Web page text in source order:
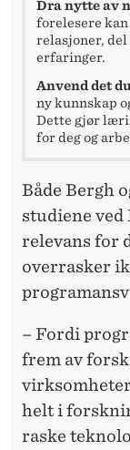
Dra nytte av
forelesere
relasjoner,
erfaringer.
Anvend det
ny kunnskap
Dette gjør
for deg og
Både Bergh
studiene
relevans for
overrasker
– Fordi
frem av
helt i
raske